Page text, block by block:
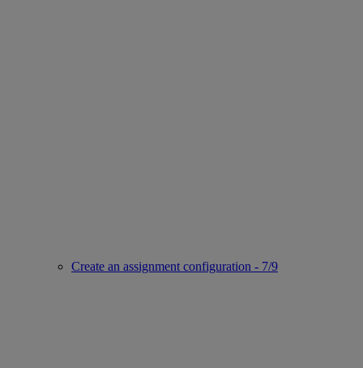
Create an assignment configuration - 7/9